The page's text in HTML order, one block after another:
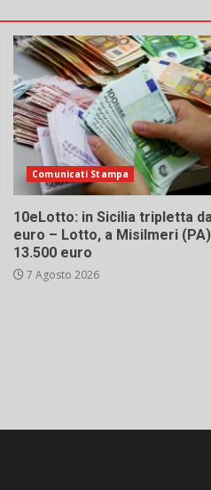
Comunicati Stampa
10eLotto: in Sicilia tripletta
euro – Lotto, a Misilmeri
13.500 euro
7 Agosto 2026